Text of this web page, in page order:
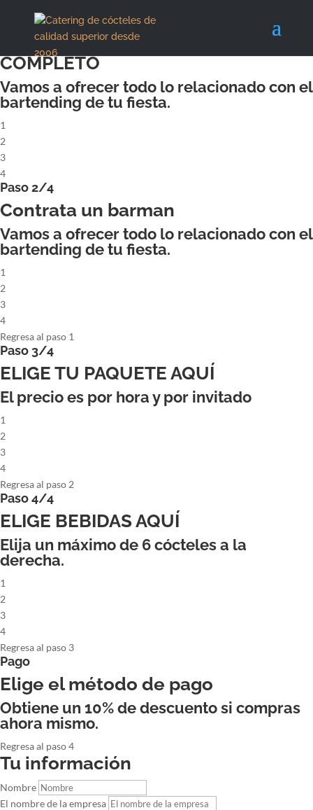
Paso 1/4
ALQUILA UN COCKTAILBAR
COMPLETO
Vamos a ofrecer todo lo relacionado con el
bartending de tu fiesta.
1
2
3
4
Paso 2/4
Contrata un barman
Vamos a ofrecer todo lo relacionado con el
bartending de tu fiesta.
1
2
3
4
Regresa al paso 1
Paso 3/4
ELIGE TU PAQUETE AQUÍ
El precio es por hora y por invitado
1
2
3
4
Regresa al paso 2
Paso 4/4
ELIGE BEBIDAS AQUÍ
Elija un máximo de 6cócteles a la
derecha.
1
2
3
4
Regresa al paso 3
Pago
Elige el método de pago
Obtiene un 10% de descuento si compras
ahora mismo.
Regresa al paso 4
Tu información
Nombre
El nombre de la empresa